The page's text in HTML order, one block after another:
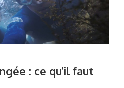
: ce qu’il faut